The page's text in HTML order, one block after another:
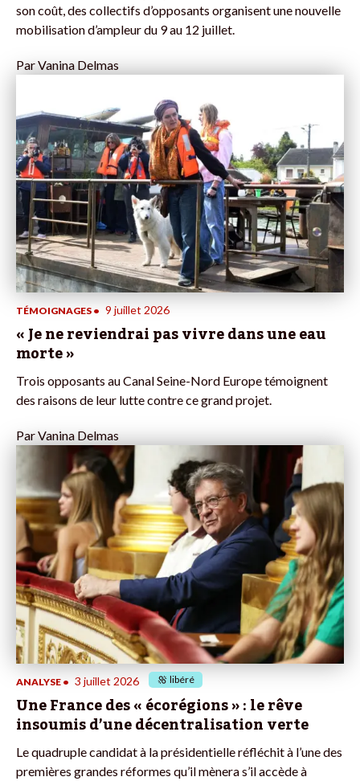
son coût, des collectifs d’opposants organisent une nouvelle
mobilisation d’ampleur du 9 au 12 juillet.
ParVanina Delmas
TÉMOIGNAGES • 9 juillet 2026
« Je ne reviendrai pas vivre dans une eau
morte »
Trois opposants au Canal Seine-Nord Europe témoignent
des raisons de leur lutte contre ce grand projet.
ParVanina Delmas
ANALYSE • 3 juillet 2026 libéré
Une France des « écorégions » : le rêve
insoumis d’une décentralisation verte
Le quadruple candidat à la présidentielle réfléchit à l’une des
premières grandes réformes qu’il mènera s’il accède à